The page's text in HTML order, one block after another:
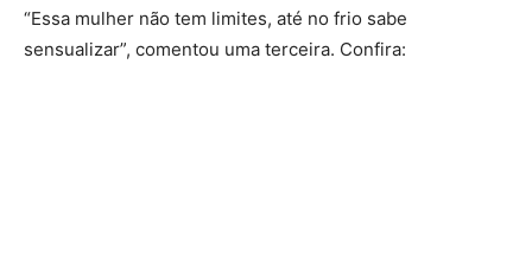
“Essa mulher não tem limites, até no frio sabe
sensualizar”, comentou uma terceira. Confira: